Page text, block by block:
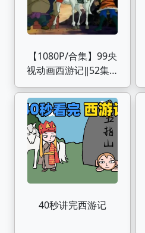
【1080P/合集】99央
视动画西游记‖52集超
清修复
40秒讲完西游记